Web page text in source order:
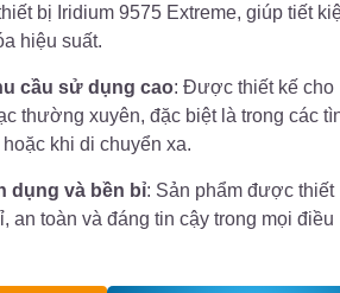
bị Iridium 9575 Extreme, giúp tiết
hiệu suất.
cầu sử dụng cao: Được thiết kế cho
thường xuyên, đặc biệt là trong các
khi di chuyển xa.
dụng và bền bỉ: Sản phẩm được thiết
an toàn và đáng tin cậy trong mọi điều